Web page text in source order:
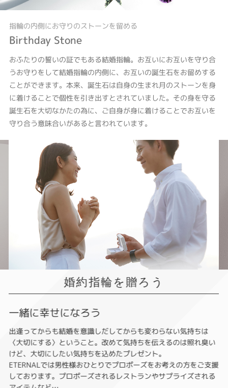
指輪の内側にお守りのストーンを留める
Birthday Stone
おふたりの誓いの証でもある結婚指輪。お互いにお互いを守り合
うお守りをして結婚指輪の内側に、お互いの誕生石をお留めする
ことができます。本来、誕生石は自身の生まれ月のストーンを身
に着けることで個性を引き出すとされていました。その身を守る
誕生石を大切なかたの為に、ご自身が身に着けることでお互いを
守り合う意味合いがあると言われています。
婚約指輪を贈ろう
一緒に幸せになろう
出逢ってからも結婚を意識しだしてからも変わらない気持ちは
〈大切にする〉ということ。改めて気持ちを伝えるのは照れ臭い
けど、大切にしたい気持ちを込めたプレゼント。
ETERNALでは男性様おひとりでプロポーズをお考えの方をご支援
しております。プロポーズされるレストランやサプライズされる